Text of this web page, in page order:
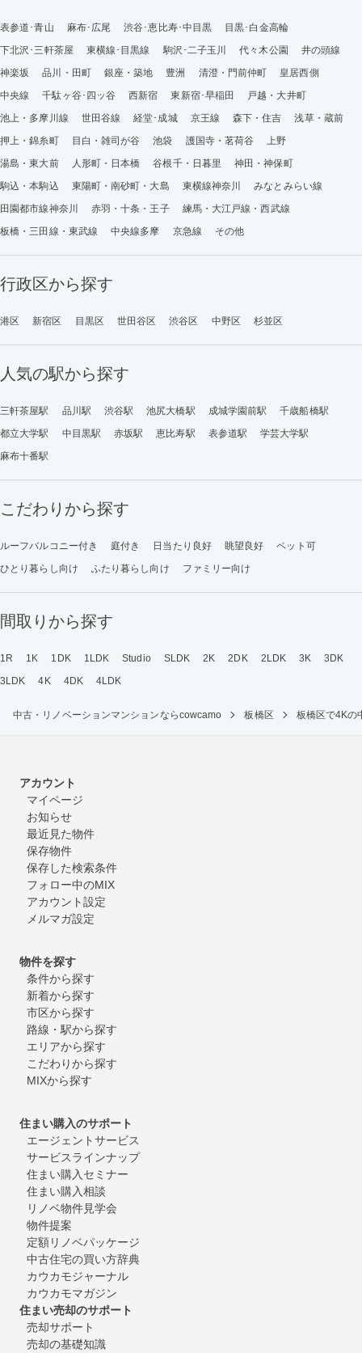
表参道･青山 麻布･広尾 渋谷･恵比寿･中目黒
目黒･白金高輪
下北沢･三軒茶屋
東横線･目黒線 駒沢･二子玉川 代々木公園
井の頭線
神楽坂
品川・田町 銀座・築地 豊洲 清澄・門前仲町
皇居西側
中央線
千駄ヶ谷･四ッ谷 西新宿 東新宿･早稲田
戸越・大井町
池上・多摩川線
世田谷線 経堂･成城 京王線 森下・住吉
浅草・蔵前
押上・錦糸町
目白・雑司が谷 池袋 護国寺・茗荷谷
上野
湯島・東大前
人形町・日本橋 谷根千・日暮里
神田・神保町
駒込・本駒込
東陽町・南砂町・大島 東横線神奈川
みなとみらい線
田園都市線神奈川
赤羽・十条・王子
練馬・大江戸線・西武線
板橋・三田線・東武線
中央線多摩 京急線 その他
行政区から探す
港区 新宿区 目黒区 世田谷区 渋谷区 中野区 杉並区
人気の駅から探す
三軒茶屋駅 品川駅 渋谷駅 池尻大橋駅 成城学園前駅
千歳船橋駅
都立大学駅
中目黒駅 赤坂駅 恵比寿駅 表参道駅
学芸大学駅
麻布十番駅
こだわりから探す
ルーフバルコニー付き 庭付き 日当たり良好 眺望良好
ペット可
ひとり暮らし向け
ふたり暮らし向け ファミリー向け
間取りから探す
1R 1K 1DK 1LDK Studio SLDK 2K 2DK 2LDK 3K
3DK
3LDK
4K 4DK 4LDK
中古・リノベーションマンションならcowcamo 板橋区 板橋区で4Kの
アカウント
マイページ
お知らせ
最近見た物件
保存物件
保存した検索条件
フォロー中のMIX
アカウント設定
メルマガ設定
物件を探す
条件から探す
新着から探す
市区から探す
路線・駅から探す
エリアから探す
こだわりから探す
MIXから探す
住まい購入のサポート
エージェントサービス
サービスラインナップ
住まい購入セミナー
住まい購入相談
リノベ物件見学会
物件提案
定額リノベパッケージ
中古住宅の買い方辞典
カウカモジャーナル
カウカモマガジン
住まい売却のサポート
売却サポート
売却の基礎知識